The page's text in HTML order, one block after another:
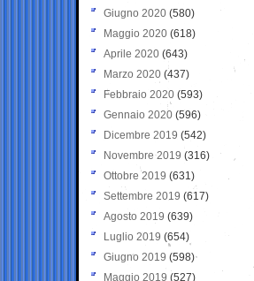
Giugno 2020 (580)
Maggio 2020 (618)
Aprile 2020 (643)
Marzo 2020 (437)
Febbraio 2020 (593)
Gennaio 2020 (596)
Dicembre 2019 (542)
Novembre 2019 (316)
Ottobre 2019 (631)
Settembre 2019 (617)
Agosto 2019 (639)
Luglio 2019 (654)
Giugno 2019 (598)
Maggio 2019 (527)